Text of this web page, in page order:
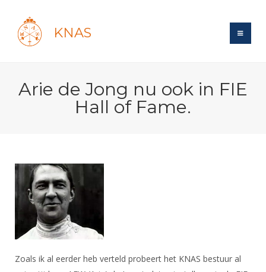
KNAS
Login
Polls
Forums
Maandelijks archief
Evenement
Bond
Tarieven
Reglementen
Ledencijfers
Introductie
Recreatiesport
Veteranen
Lichtzwaardschermen
Wedstrijdsport
Wat is topsport
Nieuws
NK's
Informatie
Voor de jeugd
Spreekbeurtpakket
Ouders en vereniging
Jeugdkampen
Forums
Forums
Nieuws
Zoek Vereniging
Contact
Arie de Jong nu ook in FIE
Hall of Fame.
Zoals ik al eerder heb verteld probeert het KNAS bestuur al